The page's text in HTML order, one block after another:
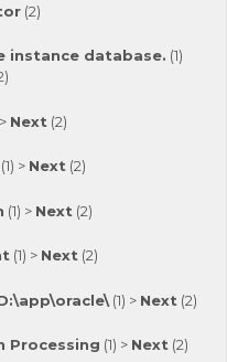
(2)
instance database. (1)
Next (2)
(1) > Next (2)
(1) > Next (2)
(1) > Next (2)
(1) > Next (2)
Processing (1) > Next (2)